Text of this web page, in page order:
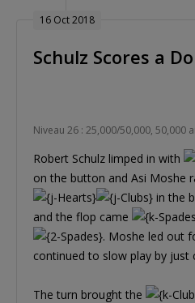
16 Oct 2018
Schulz Scores a
Niveau 26 : 25,000/50,000, 50,000
Robert Schulz limped in with
on the button and Asi Moshe
in the
and the flop came
. Moshe led out
continued to slow play by just
The turn brought the